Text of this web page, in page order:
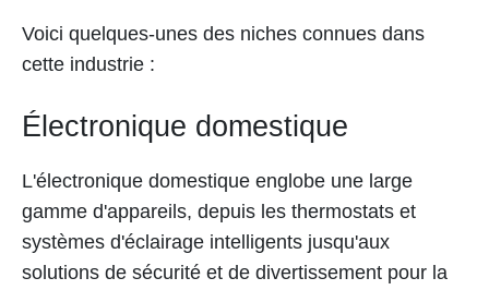
Voici quelques-unes des niches connues dans
cette industrie :
Électronique domestique
L'électronique domestique englobe une large
gamme d'appareils, depuis les thermostats et
systèmes d'éclairage intelligents jusqu'aux
solutions de sécurité et de divertissement pour la